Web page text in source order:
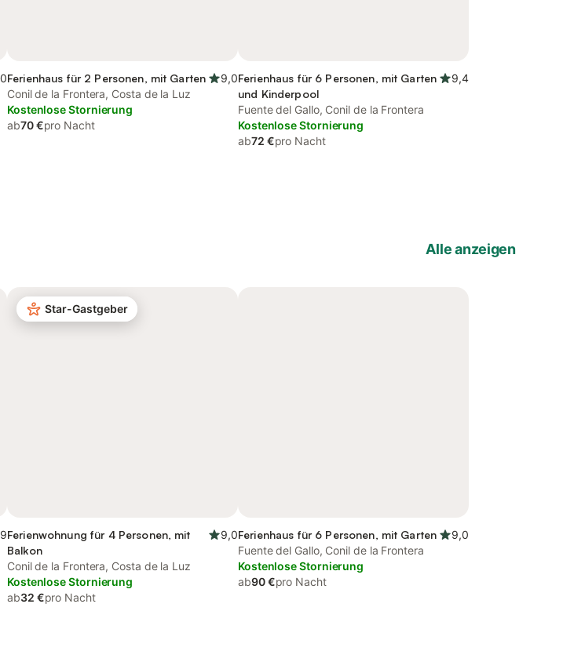
Ferienhaus für 2 Personen, mit Garten
9,0
Conil de la Frontera, Costa de la Luz
Kostenlose Stornierung
ab70 €pro Nacht
Ferienhaus für 6 Personen, mit Garten
und Kinderpool
9,4
Fuente del Gallo, Conil de la Frontera
Kostenlose Stornierung
ab72 €pro Nacht
Alle anzeigen
Star-Gastgeber
Ferienwohnung für 4 Personen, mit
Balkon
9,0
Conil de la Frontera, Costa de la Luz
Kostenlose Stornierung
ab32 €pro Nacht
Ferienhaus für 6 Personen, mit Garten
9,0
Fuente del Gallo, Conil de la Frontera
Kostenlose Stornierung
ab90 €pro Nacht